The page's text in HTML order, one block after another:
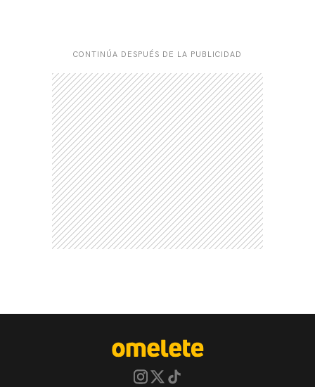
CONTINÚA DESPUÉS DE LA PUBLICIDAD